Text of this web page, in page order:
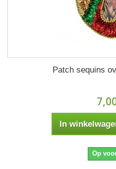
Patch sequins
In
Op